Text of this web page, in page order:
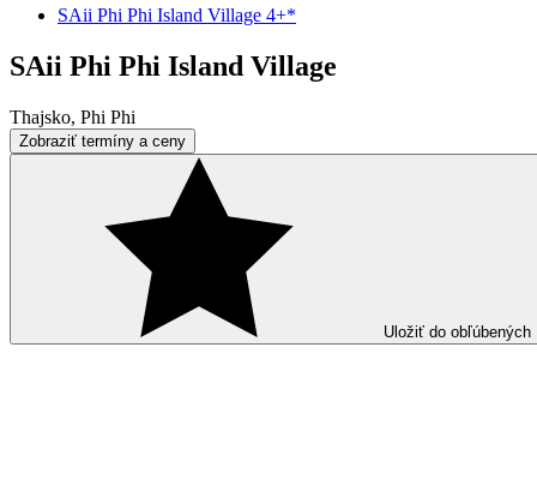
SAii Phi Phi Island Village 4+*
SAii Phi Phi Island Village
Thajsko, Phi Phi
Zobraziť termíny a ceny
Uložiť do obľúbených